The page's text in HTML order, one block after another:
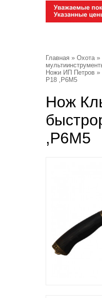
Главная » Охота»
Ножи ИП Петров »
Р18 ,Р6М5
Нож
,Р6М5